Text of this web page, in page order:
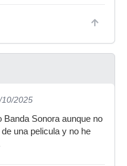
10/2025
Sonora aunque no
una pelicula y no he